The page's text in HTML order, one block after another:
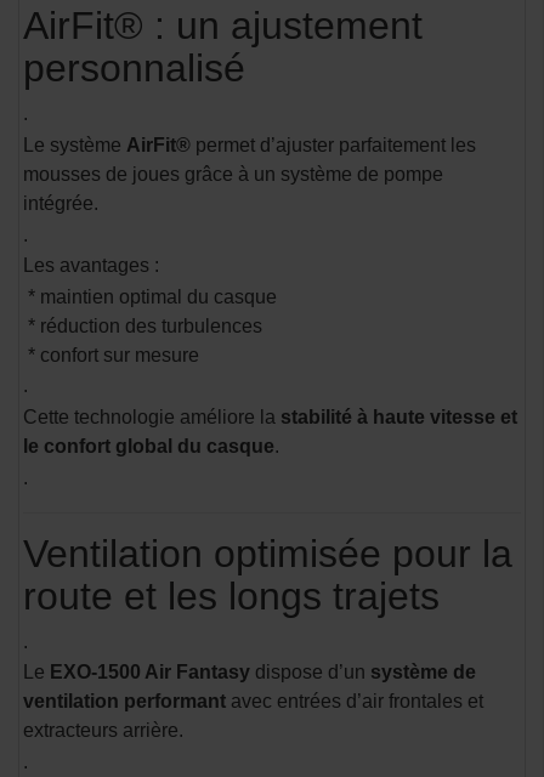
AirFit® : un ajustement
personnalisé
.
Le système AirFit® permet d’ajuster parfaitement les
mousses de joues grâce à un système de pompe
intégrée.
.
Les avantages :
* maintien optimal du casque
* réduction des turbulences
* confort sur mesure
.
Cette technologie améliore la stabilité à haute vitesse et
le confort global du casque.
.
Ventilation optimisée pour la
route et les longs trajets
.
Le EXO-1500 Air Fantasy dispose d’un système de
ventilation performant avec entrées d’air frontales et
extracteurs arrière.
.